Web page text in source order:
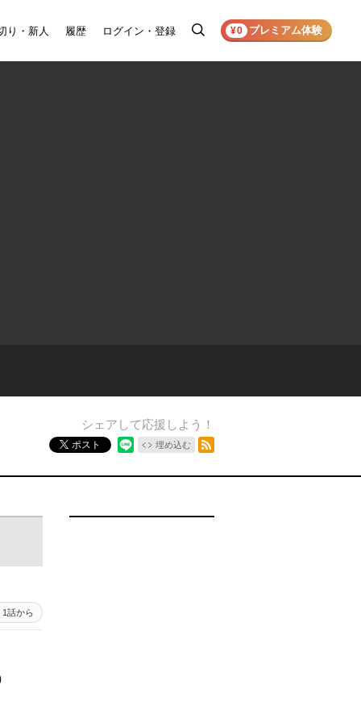
り・新人 履歴 ログイン・登録
検
¥0 プレミアム体験
シェアして応援しよう！
ポスト 埋め込む
1話から